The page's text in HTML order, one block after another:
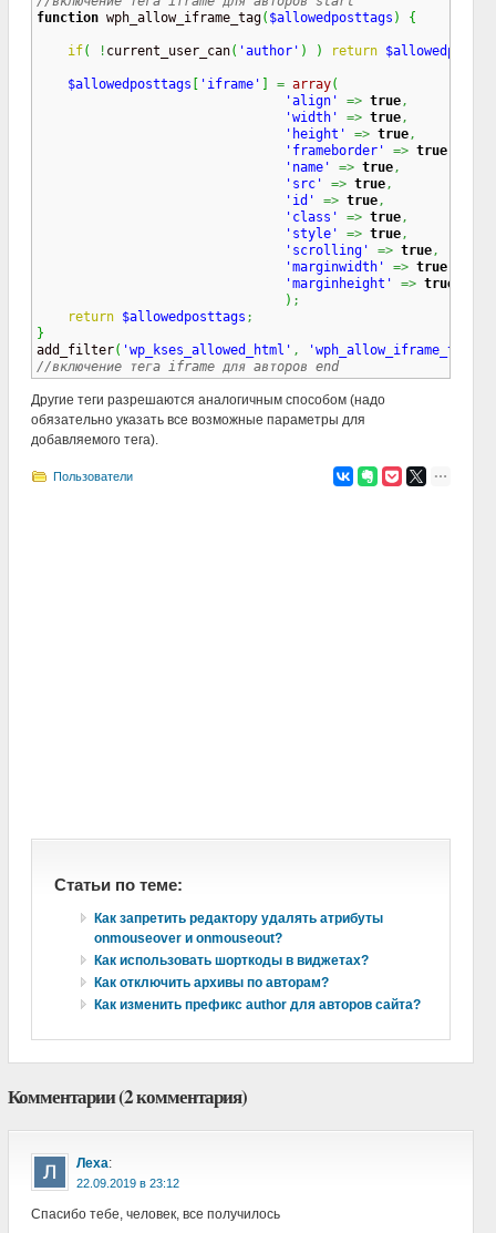
function wph_allow_iframe_tag( $allowedposttags ) {
if( ! current_user_can( 'author' ) ) return
$allowedposttags 'iframe' = array(
'align'
=> true,
'width'
=> true,
'height'
=> true,
'frameborder'
=> true,
'name'
=> true,
'src'
=> true,
'id'
=> true,
'class'
=> true,
'style'
=> true,
'scrolling'
=> true,
'marginwidth'
=> true,
'marginheight'
=> true
) ;
return $allowedposttags ;
}
add_filter( 'wp_kses_allowed_html' , 'wph_allow_iframe_tag'
//включение тега iframe для авторов end
Другие теги разрешаются аналогичным способом (надо
обязательно указать все возможные параметры для
добавляемого тега).
Пользователи
Статьи по теме:
Как запретить редактору удалять атрибуты
onmouseover и onmouseout?
Как использовать шорткоды в виджетах?
Как отключить архивы по авторам?
Как изменить префикс author для авторов сайта?
Комментарии (2 комментария)
Леха:
в
Спасибо тебе, человек, все получилось